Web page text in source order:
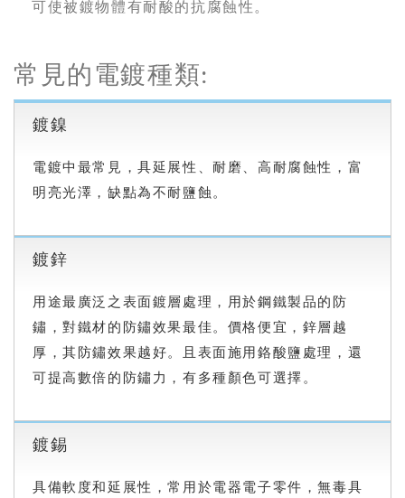
可使被鍍物體有耐酸的抗腐蝕性。
常見的電鍍種類:
鍍鎳
電鍍中最常見，具延展性、耐磨、高耐腐蝕性，富
明亮光澤，缺點為不耐鹽蝕。
鍍鋅
用途最廣泛之表面鍍層處理，用於鋼鐵製品的防
鏽，對鐵材的防鏽效果最佳。價格便宜，鋅層越
厚，其防鏽效果越好。且表面施用鉻酸鹽處理，還
可提高數倍的防鏽力，有多種顏色可選擇。
鍍錫
具備軟度和延展性，常用於電器電子零件，無毒具